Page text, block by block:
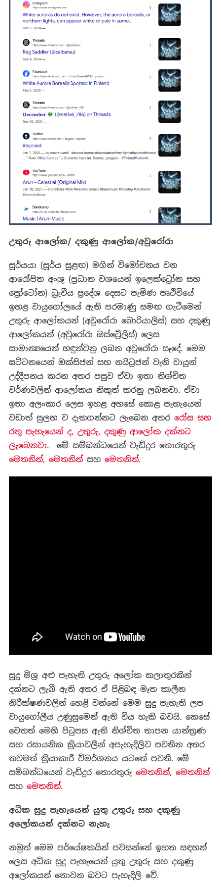
උතුරු ආලෝක/ දකුණු ආලෝක/අවුරෝරා
සූර්යයා (සූර්ය සුළඟ) මගින් විමෝචනය වන
ආරෝපිත අංශු (ප්‍රධාන වශයෙන් ඉලෙක්ට්‍රෝන සහ
ප්‍රෝටෝන) ධ්‍රැවීය ප්‍රදේශ දෙසට පැමිණ පෘථිවියේ
ඉහළ වායුගෝලයේ ඇති පරමාණු සමඟ ගැටීමෙන්
උතුරු ආලෝකයන් (අවුරෝරා බොරියාලිස්) සහ දකුණු
ආලෝකයන් (අවුරෝරා ඔස්ට්‍රේලිස්) ලෙස
සාමාන්‍යයෙන් හඳුන්වනු ලබන අවුරෝරා සෑදේ. මෙම
ඝට්ටනයෙන් ඔක්සිජන් සහ නයිට්‍රජන් වැනි වායූන්
උද්දීපනය කරන අතර පසුව ඒවා ඉතා නිශ්චිත
වර්ණවලින් ආලෝකය නිකුත් කරනු ලබනවා. ඒවා
ඉතා අලංකාර ලෙස ඉහළ අහසේ කොළ පැහැයෙන්
වඩාත් සුලභ ව දැකගන්නට ලැබෙන අතර රෝස සහ
රතු පැහැයෙන් ද, උතුරු, දකුණු ආලෝක දක්නට
ලැබෙනවා. මේ සම්බන්ධයෙන් වැඩිදුර තොරතුරු
මෙතනින්, මෙතනින්සහ මෙතනින්.
සුදු මිශ්‍ර අළු පැහැති උතුරු අලෝක කලාතුරකින්
දක්නට ලැබී ඇති අතර ඒ පිළිබඳ මෑත කාලීන
නිරීක්ෂණවලින් හෙළි වන්නේ මෙම සුදු පැහැති ලප
වායුගෝලීය උණුසුමෙන් ඇති විය හැකි බවයි. කෙසේ
වෙතත් මෙහි පිටුපස ඇති නිශ්චිත තාපන යාන්ත්‍රණ
සහ රසායනික ක්‍රියාවලීන් අපැහැදිලිව පවතින අතර
තවමත් ක්‍රියාකාරී විමර්ශනය යටතේ පවතී. මේ
සම්බන්ධයෙන් වැඩිදුර තොරතුරු මෙතනින්, මෙතනින්
සහ මෙතනින්.
අධික සුදු පැහැයෙන් යුතු උතුරු සහ දකුණු
අලෝකයන් දක්නට නැහැ
නමුත් මෙම පර්යේෂකයින් පවසන්නේ ඉහත සඳහන්
ලෙස අධික සුදු පැහැයෙන් යුතු උතුරු සහ දකුණු
අලෝකයන් නොවන බවට පැහැදිලි වේ.